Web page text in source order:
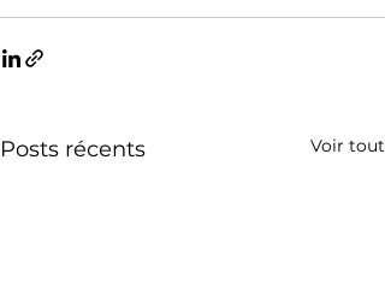
Posts récents Voir tout